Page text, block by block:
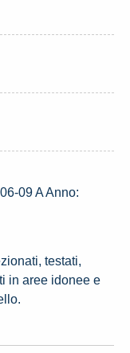
09 A Anno:
testati,
in aree idonee e